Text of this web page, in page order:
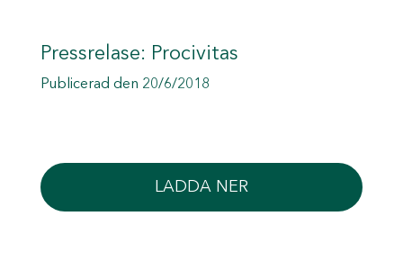
Pressrelase: Procivitas
Publicerad den 20/6/2018
LADDA NER